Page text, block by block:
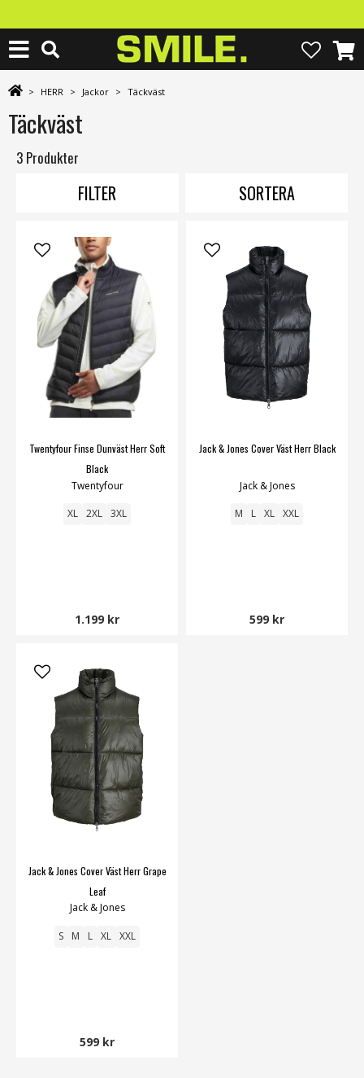
> HERR > Jackor > Täckväst
Täckväst
3 Produkter
FILTER SORTERA
Twentyfour Finse Dunväst Herr Soft
Black
Twentyfour
XL 2XL 3XL
1.199 kr
Jack & Jones Cover Väst Herr Black
Jack & Jones
M L XL XXL
599 kr
Jack & Jones Cover Väst Herr Grape
Leaf
Jack & Jones
S M L XL XXL
599 kr